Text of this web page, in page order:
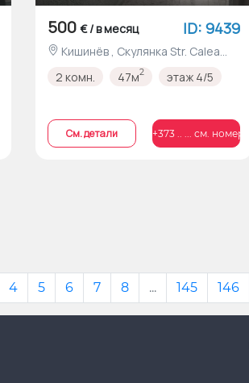
500 € / в месяц ID: 9439
2 комн. 47м2 этаж 4/5
Cм. детали +373 .. ... см. номер
4 5 6 7 8 ... 145 146